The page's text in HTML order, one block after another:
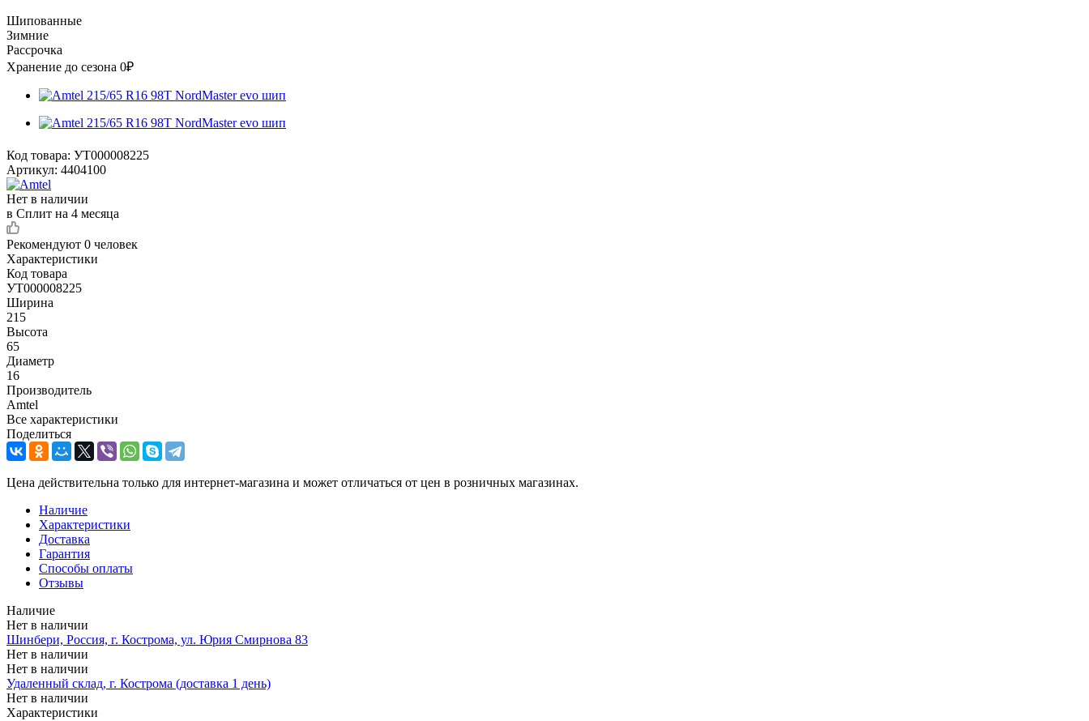
Шипованные
Зимние
Рассрочка
Хранение до сезона 0₽
Код товара: УТ000008225
Артикул: 4404100
Нет в наличии
в Сплит на 4 месяца
Рекомендуют 0 человек
Характеристики
Код товара
УТ000008225
Ширина
215
Высота
65
Диаметр
16
Производитель
Amtel
Все характеристики
Поделиться
Цена действительна только для интернет-магазина и может отличаться от цен в розничных магазинах.
Наличие
Характеристики
Доставка
Гарантия
Способы оплаты
Отзывы
Наличие
Нет в наличии
Шинбери, Россия, г. Кострома, ул. Юрия Смирнова 83
Нет в наличии
Нет в наличии
Удаленный склад, г. Кострома (доставка 1 день)
Нет в наличии
Характеристики